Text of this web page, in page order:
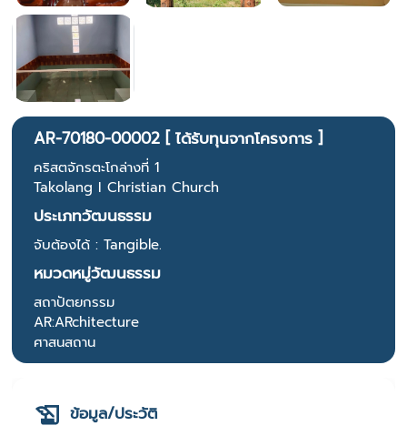
AR-70180-00002 [ ได้รับทุนจากโครงการ ]
คริสตจักรตะโกล่างที่ 1
Takolang I Christian Church
ประเภทวัฒนธรรม
จับต้องได้ : Tangible.
หมวดหมู่วัฒนธรรม
สถาปัตยกรรม
AR:ARchitecture
ศาสนสถาน
ข้อมูล/ประวัติ